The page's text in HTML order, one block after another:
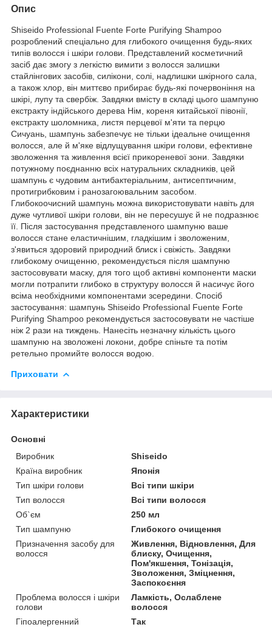
Опис
Shiseido Professional Fuente Forte Purifying Shampoo
розроблений спеціально для глибокого очищення будь-яких
типів волосся і шкіри голови. Представлений косметичний
засіб дає змогу з легкістю вимити з волосся залишки
стайлінгових засобів, силікони, солі, надлишки шкірного сала,
а також хлор, він миттєво прибирає будь-які почервоніння на
шкірі, лупу та свербіж. Завдяки вмісту в складі цього шампуню
екстракту індійського дерева Нім, кореня китайської півонії,
екстракту шоломника, листя перцевої м'яти та перцю
Сичуань, шампунь забезпечує не тільки ідеальне очищення
волосся, але й м'яке відлущування шкіри голови, ефективне
зволоження та живлення всієї прикореневої зони. Завдяки
потужному поєднанню всіх натуральних складників, цей
шампунь є чудовим антибактеріальним, антисептичним,
протигрибковим і ранозагоювальним засобом.
Глибокоочисний шампунь можна використовувати навіть для
дуже чутливої шкіри голови, він не пересушує й не подразнює
її. Після застосування представленого шампуню ваше
волосся стане еластичнішим, гладкішим і зволоженим,
з'явиться здоровий природний блиск і свіжість. Завдяки
глибокому очищенню, рекомендується після шампуню
застосовувати маску, для того щоб активні компоненти маски
могли потрапити глибоко в структуру волосся й насичує його
всіма необхідними компонентами зсередини. Спосіб
застосування: шампунь Shiseido Professional Fuente Forte
Purifying Shampoo рекомендується застосовувати не частіше
ніж 2 рази на тиждень. Нанесіть незначну кількість цього
шампуню на зволожені локони, добре спіньте та потім
ретельно промийте волосся водою.
Приховати
Характеристики
Основні
Виробник
Shiseido
Країна виробник
Японія
Тип шкіри голови
Всі типи шкіри
Тип волосся
Всі типи волосся
Об`єм
250 мл
Тип шампуню
Глибокого очищення
Призначення засобу для
волосся
Живлення, Відновлення, Для
блиску, Очищення,
Пом'якшення, Тонізація,
Зволоження, Зміцнення,
Заспокоєння
Проблема волосся і шкіри
голови
Ламкість, Ослаблене
волосся
Гіпоалергенний
Так